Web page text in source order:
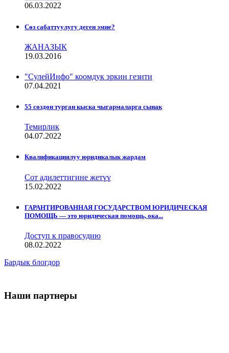
06.03.2022
Сѳз сабаттуулугу деген эмне?
ЖАНАЗЫК
19.03.2016
"СулейИнфо" коомдук эркин гезити
07.04.2021
55 сөздөн турган кыска чыгармаларга сынак
Темирлик
04.07.2022
Квалификациялуу юридикалык жардам
Сот адилеттигине жетүү
15.02.2022
ГАРАНТИРОВАННАЯ ГОСУДАРСТВОМ ЮРИДИЧЕСКАЯ
ПОМОЩЬ — это юридическая помощь, ока...
Доступ к правосудию
08.02.2022
Бардык блогдор
Наши партнеры